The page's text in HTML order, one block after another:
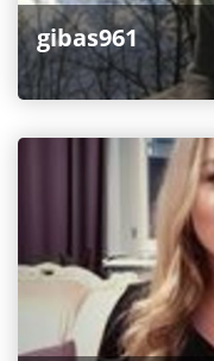
gibas961